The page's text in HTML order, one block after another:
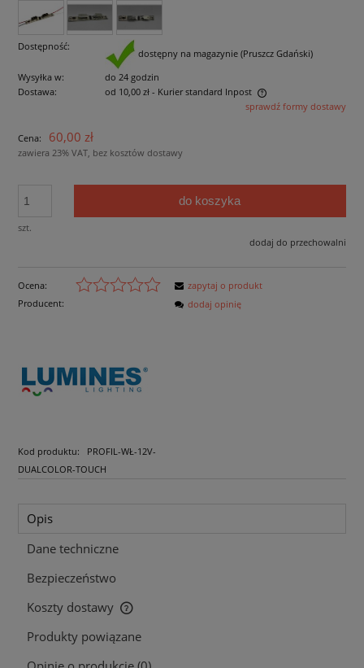
Dostępność:
dostępny na magazynie (Pruszcz Gdański)
Wysyłka w:
do 24 godzin
Dostawa:
od 10,00 zł - Kurier standard Inpost
Cena nie zawiera ewentualnych kosztów płatnościsprawdź formy dostawy
Cena: 60,00 zł
zawiera 23% VAT, bez kosztów dostawy
szt.
do koszyka
dodaj do przechowalni
Ocena:
Producent:
Kod produktu:
PROFIL-WŁ-12V-
DUALCOLOR-TOUCH
zapytaj o produkt
dodaj opinię
Opis
Dane techniczne
Bezpieczeństwo
Koszty dostawy
Cena nie zawiera ewentualnych kosztów płatności
Produkty powiązane